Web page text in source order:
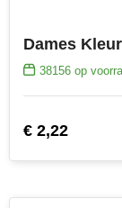
Dames
38156op
€ 2,22